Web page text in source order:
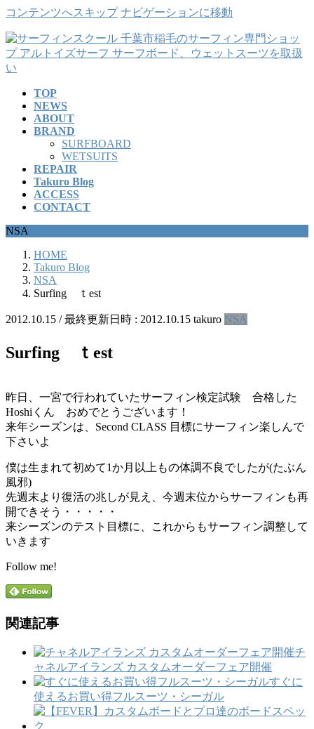
コンテンツへスキップ ナビゲーションに移動
TOP
NEWS
ABOUT
BRAND
SURFBOARD
WETSUITS
REPAIR
Takuro Blog
ACCESS
CONTACT
NSA
HOME
Takuro Blog
NSA
Surfing ｔest
2012.10.15 / 最終更新日時 : 2012.10.15 takuro NSA
Surfing ｔest
昨日、一宮で行われていたサーフィン検定試験 合格した
Hoshiくん おめでとうございます！
来年シーズンは、Second CLASS 目標にサーフィン楽しんで
下さいよ
僕は生まれて初めて1か月以上もの体調不良でしたが(たぶん
風邪)
先週末より復活の兆しが見え、今週末位からサーフィンも再
開できそう・・・・・
来シーズンのテスト目標に、これからもサーフィン調整して
いきます
Follow me!
関連記事
チ
ャネルアイランズ カスタムオーダーフェア開催
すぐに
使えるお買い得フルスーツ・シーガル